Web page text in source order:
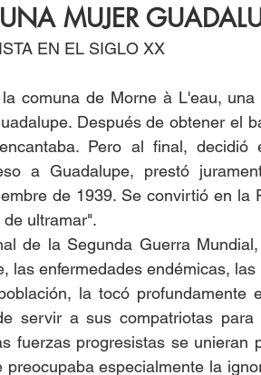
MUJER
EN EL SIGLO XX
comuna de Morne à L'eau, una
Después de obtener el
Pero al final, decidió
a Guadalupe, prestó
de 1939. Se convirtió en la
ultramar".
de la Segunda Guerra
las enfermedades endémicas,
la tocó profundamente
servir a sus compatriotas
fuerzas progresistas se unieran
especialmente la